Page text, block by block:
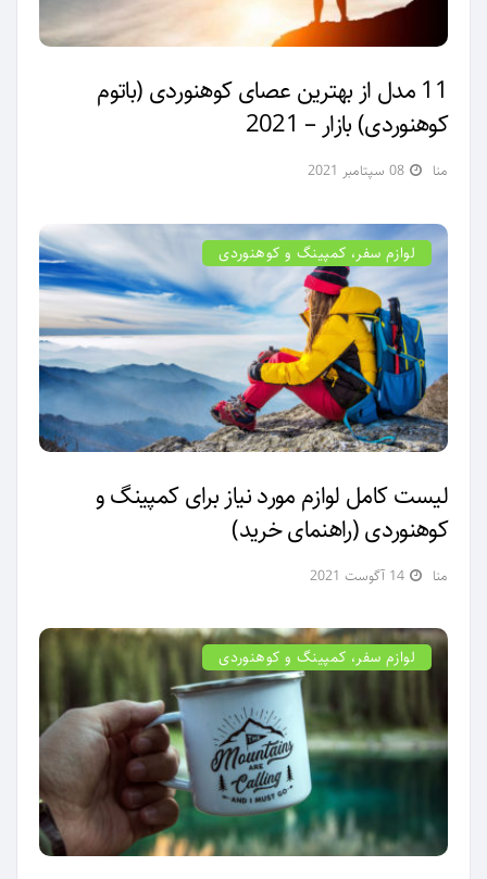
11 مدل از بهترین عصای کوهنوردی (باتوم
کوهنوردی) بازار – 2021
منا 08 سپتامبر 2021
لوازم سفر، کمپینگ و کوهنوردی
لیست کامل لوازم مورد نیاز برای کمپینگ و
کوهنوردی (راهنمای خرید)
منا 14 آگوست 2021
لوازم سفر، کمپینگ و کوهنوردی